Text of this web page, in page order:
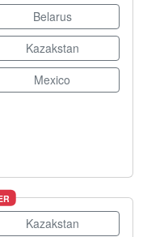
Belarus
Kazakstan
Mexico
Kazakstan